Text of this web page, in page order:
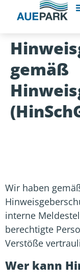
gemäß
Wir haben
interne
berechtigte
Verstöße
Wer kann